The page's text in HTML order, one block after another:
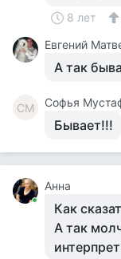
8 лет
Евгений
А так
СМ Софья
Бывает!!!
Анна
Как
А так